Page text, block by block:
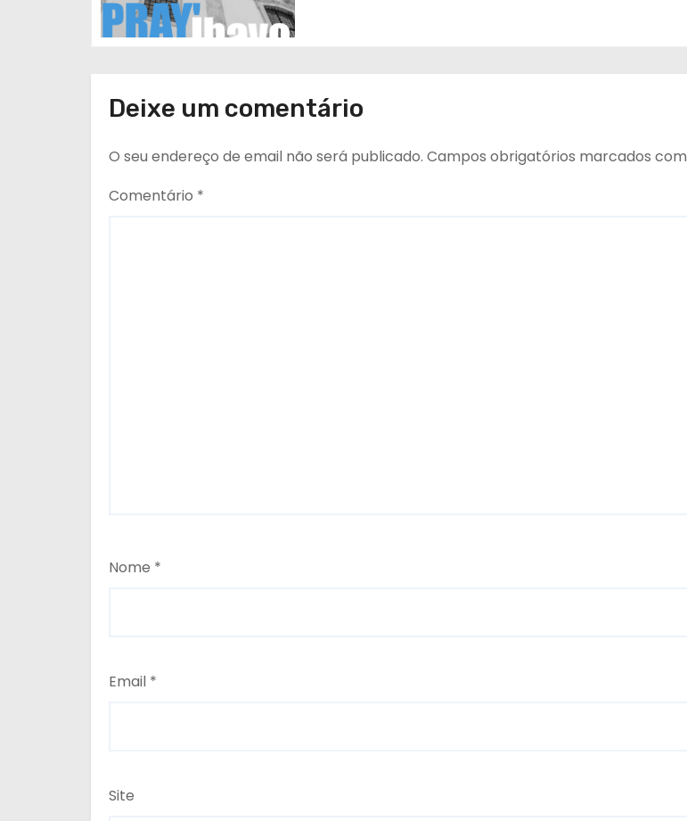
o
Deixe um comentário
O seu endereço de email não será publicado. Campos obrigatórios marcados com
Comentário *
Nome *
Email *
Site